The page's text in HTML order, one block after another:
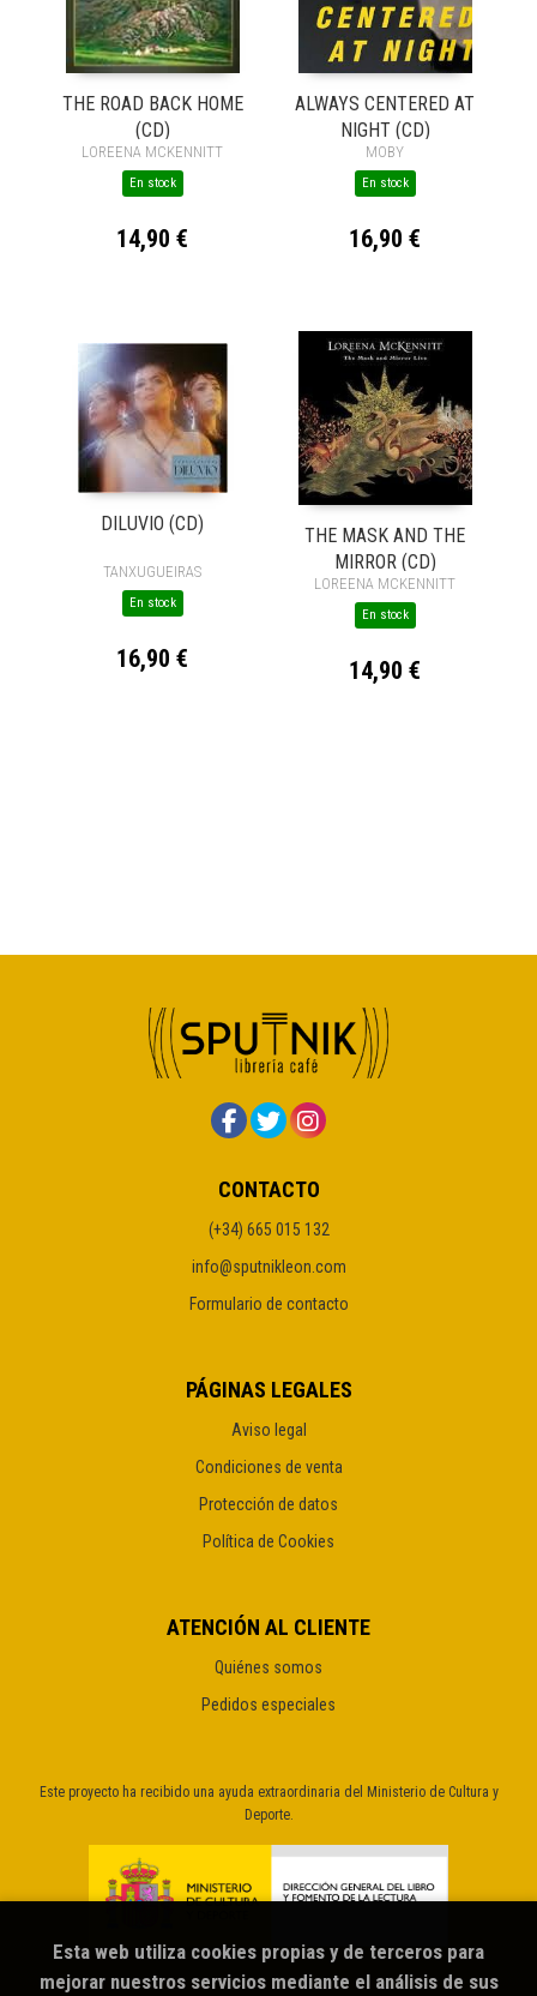
THE ROAD BACK HOME
(CD)
LOREENA MCKENNITT
En stock
14,90 €
ALWAYS CENTERED AT
NIGHT (CD)
MOBY
En stock
16,90 €
DILUVIO (CD)
TANXUGUEIRAS
En stock
16,90 €
THE MASK AND THE
MIRROR (CD)
LOREENA MCKENNITT
En stock
14,90 €
CONTACTO
(+34) 665 015 132
info@sputnikleon.com
Formulario de contacto
PÁGINAS LEGALES
Aviso legal
Condiciones de venta
Protección de datos
Política de Cookies
ATENCIÓN AL CLIENTE
Quiénes somos
Pedidos especiales
Este proyecto ha recibido una ayuda extraordinaria del Ministerio de Cultura y
Deporte.
Esta web utiliza cookies propias y de terceros para
mejorar nuestros servicios mediante el análisis de sus